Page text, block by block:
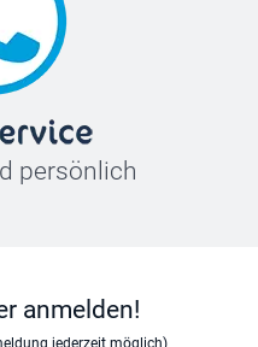
persönlich
anmelden!
jederzeit möglich)